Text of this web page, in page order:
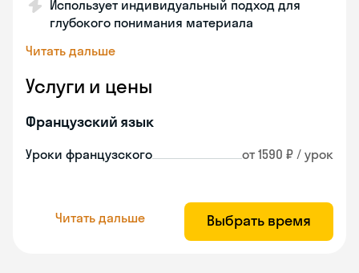
Использует индивидуальный подход для
глубокого понимания материала
Читать дальше
Услуги и цены
Французский язык
Уроки французского от 1590 ₽ / урок
Читать дальше Выбрать время